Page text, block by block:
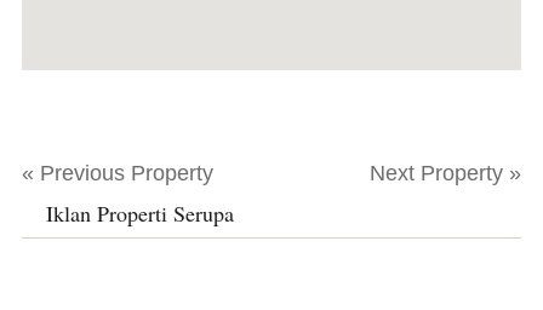
« Previous Property Next Property »
Iklan Properti Serupa